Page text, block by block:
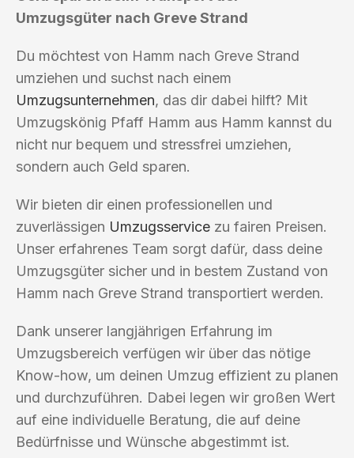
Umzugsgüter nach Greve Strand
Du möchtest von Hamm nach Greve Strand
umziehen und suchst nach einem
Umzugsunternehmen, das dir dabei hilft? Mit
Umzugskönig Pfaff Hamm aus Hamm kannst du
nicht nur bequem und stressfrei umziehen,
sondern auch Geld sparen.
Wir bieten dir einen professionellen und
zuverlässigen Umzugsservice zu fairen Preisen.
Unser erfahrenes Team sorgt dafür, dass deine
Umzugsgüter sicher und in bestem Zustand von
Hamm nach Greve Strand transportiert werden.
Dank unserer langjährigen Erfahrung im
Umzugsbereich verfügen wir über das nötige
Know-how, um deinen Umzug effizient zu planen
und durchzuführen. Dabei legen wir großen Wert
auf eine individuelle Beratung, die auf deine
Bedürfnisse und Wünsche abgestimmt ist.